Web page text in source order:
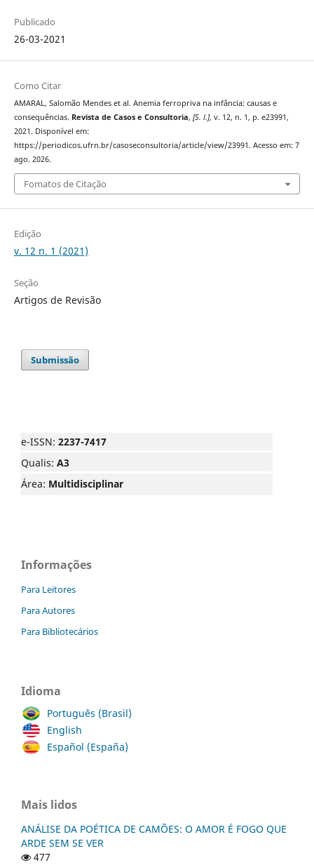
Publicado
26-03-2021
Como Citar
AMARAL, Salomão Mendes et al. Anemia ferropriva na infância: causas e
consequências. Revista de Casos e Consultoria, [S. l.], v. 12, n. 1, p. e23991,
2021. Disponível em:
https://periodicos.ufrn.br/casoseconsultoria/article/view/23991. Acesso em: 7
ago. 2026.
Fomatos de Citação
Edição
v. 12 n. 1 (2021)
Seção
Artigos de Revisão
Submissão
e-ISSN: 2237-7417
Qualis: A3
Área: Multidisciplinar
Informações
Para Leitores
Para Autores
Para Bibliotecários
Idioma
Português (Brasil)
English
Español (España)
Mais lidos
ANÁLISE DA POÉTICA DE CAMÕES: O AMOR É FOGO QUE
ARDE SEM SE VER
477